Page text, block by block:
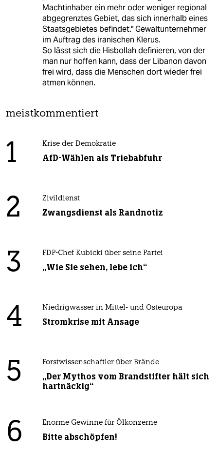
Machtinhaber ein mehr oder weniger regional
abgegrenztes Gebiet, das sich innerhalb eines
Staatsgebietes befindet." Gewaltunternehmer
im Auftrag des iranischen Klerus.
So lässt sich die Hisbollah definieren, von der
man nur hoffen kann, dass der Libanon davon
frei wird, dass die Menschen dort wieder frei
atmen können.
meistkommentiert
1 Krise der Demokratie
AfD-Wählen als Triebabfuhr
2 Zivildienst
Zwangsdienst als Randnotiz
3 FDP-Chef Kubicki über seine Partei
„Wie Sie sehen, lebe ich“
4 Niedrigwasser in Mittel- und Osteuropa
Stromkrise mit Ansage
5 Forstwissenschaftler über Brände
„Der Mythos vom Brandstifter hält sich
hartnäckig“
6 Enorme Gewinne für Ölkonzerne
Bitte abschöpfen!